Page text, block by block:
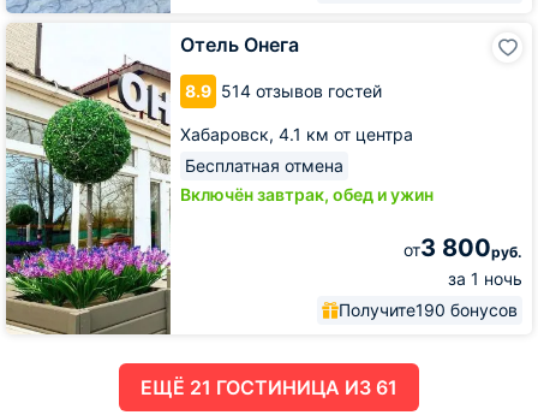
Отель Онега
8.9 514 отзывов гостей
Хабаровск, 4.1 км от центра
Бесплатная отмена
Включён завтрак, обед и ужин
от3 800руб.
за 1 ночь
Получите190 бонусов
Отель
Онега
ЕЩË 21 ГОСТИНИЦА ИЗ 61